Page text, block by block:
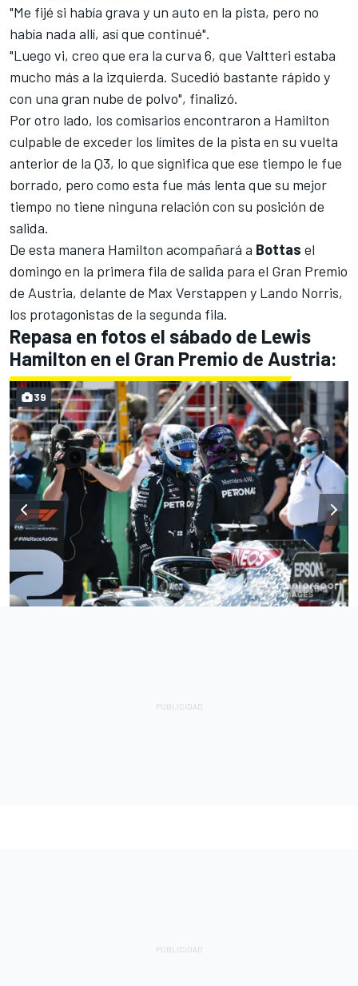
"Me fijé si había grava y un auto en la pista, pero no
había nada allí, así que continué".
"Luego vi, creo que era la curva 6, que Valtteri estaba
mucho más a la izquierda. Sucedió bastante rápido y
con una gran nube de polvo", finalizó.
Por otro lado, los comisarios encontraron a Hamilton
culpable de exceder los límites de la pista en su vuelta
anterior de la Q3, lo que significa que ese tiempo le fue
borrado, pero como esta fue más lenta que su mejor
tiempo no tiene ninguna relación con su posición de
salida.
De esta manera Hamilton acompañará a Bottas el
domingo en la primera fila de salida para el Gran Premio
de Austria, delante de Max Verstappen y Lando Norris,
los protagonistas de la segunda fila.
Repasa en fotos el sábado de Lewis
Hamilton en el Gran Premio de Austria:
39